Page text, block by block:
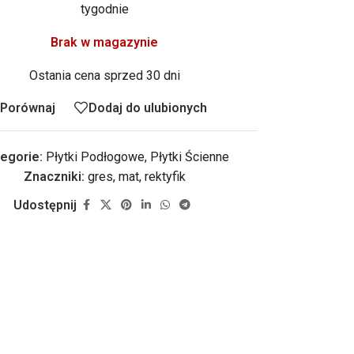
tygodnie
Brak w magazynie
Ostania cena sprzed 30 dni
Porównaj Dodaj do ulubionych
Płytki Podłogowe, Płytki Ścienne
Znaczniki: gres, mat, rektyfik
Udostępnij